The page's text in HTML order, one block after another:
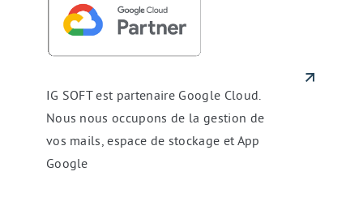
partenaire
Google
Cloud.
occupons
de
la
de
vos
mails,
IG SOFT est partenaire Google Cloud.
Nous nous occupons de la gestion de
vos mails, espace de stockage et App
Google